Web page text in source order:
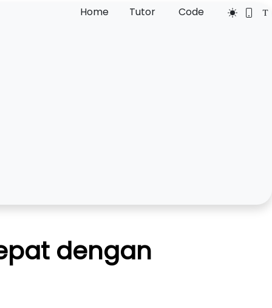
Home Tutor Code
dengan